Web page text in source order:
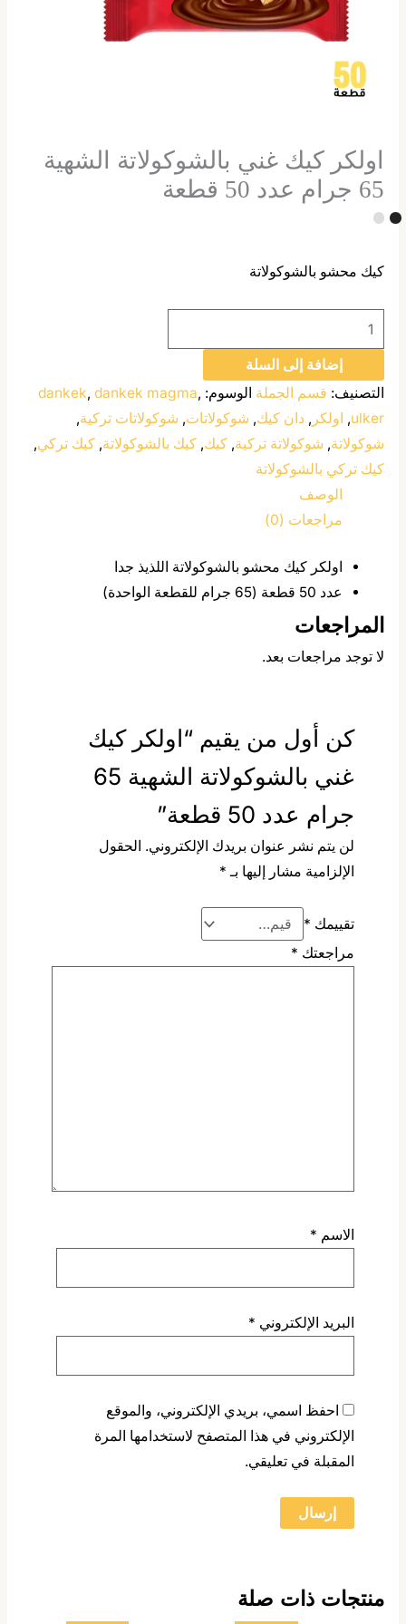
اولكر كيك غني بالشوكولاتة الشهية
65 جرام عدد 50 قطعة
كيك محشو بالشوكولاتة
إضافة إلى السلة
التصنيف: قسم الجملة الوسوم: dankek,dankek magma,
ulker
, اولكر , دان كيك, شوكولاتات, شوكولاتات تركية,
شوكولاتة, شوكولاتة تركية, كيك, كيك بالشوكولاتة, كيك تركي,
كيك تركي بالشوكولاتة
الوصف
مراجعات (0)
اولكر كيك محشو بالشوكولاتة اللذيذ جدا
عدد 50 قطعة (65 جرام للقطعة الواحدة)
المراجعات
لا توجد مراجعات بعد.
كن أول من يقيم “اولكر كيك
غني بالشوكولاتة الشهية 65
جرام عدد 50 قطعة”
لن يتم نشر عنوان بريدك الإلكتروني. الحقول
الإلزامية مشار إليها بـ *
تقييمك *
مراجعتك *
الاسم *
البريد الإلكتروني *
احفظ اسمي، بريدي الإلكتروني، والموقع
الإلكتروني في هذا المتصفح لاستخدامها المرة
المقبلة في تعليقي.
منتجات ذات صلة